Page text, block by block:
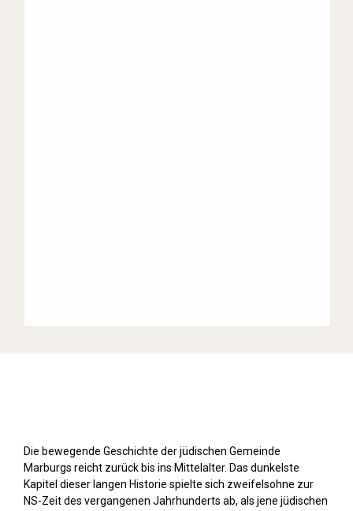
Die bewegende Geschichte der jüdischen Gemeinde
Marburgs reicht zurück bis ins Mittelalter. Das dunkelste
Kapitel dieser langen Historie spielte sich zweifelsohne zur
NS-Zeit des vergangenen Jahrhunderts ab, als jene jüdischen